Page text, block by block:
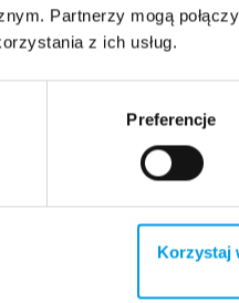
Partnerzy mogą
z ich usług.
Preferencje
Korzystaj